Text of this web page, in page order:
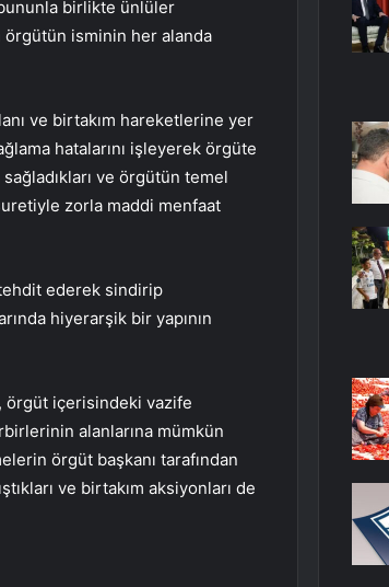
birlikte ünlüler
örgütün isminin her alanda
ve birtakım hareketlerine yer
hatalarını işleyerek örgüte
ve örgütün temel
zorla maddi menfaat
ederek sindirip
hiyerarşik bir yapının
örgüt içerisindeki vazife
alanlarına mümkün
örgüt başkanı tarafından
ve birtakım aksiyonları de